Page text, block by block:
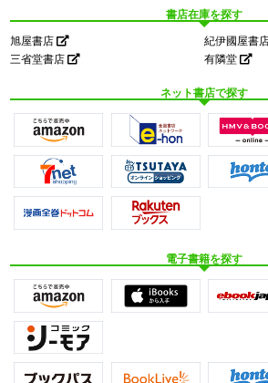
書店在庫を探す
旭屋書店
紀伊國屋書
三省堂書店
有隣堂
ネット書店で探す
電子書籍を探す